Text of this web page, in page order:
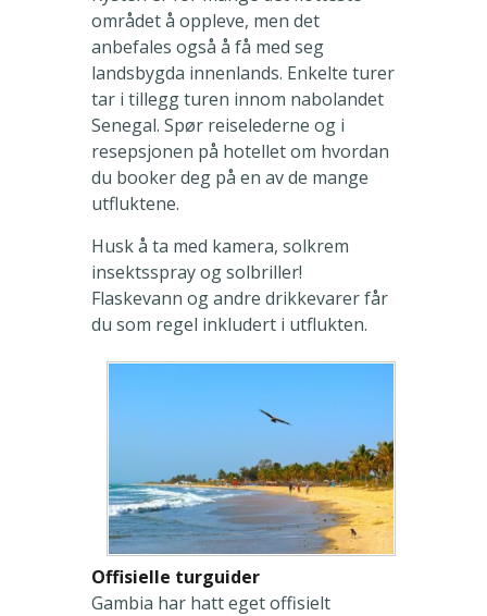
området å oppleve, men det
anbefales også å få med seg
landsbygda innenlands. Enkelte turer
tar i tillegg turen innom nabolandet
Senegal. Spør reiselederne og i
resepsjonen på hotellet om hvordan
du booker deg på en av de mange
utfluktene.
Husk å ta med kamera, solkrem
insektsspray og solbriller!
Flaskevann og andre drikkevarer får
du som regel inkludert i utflukten.
Offisielle turguider
Gambia har hatt eget offisielt